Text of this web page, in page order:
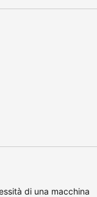
di una macchina